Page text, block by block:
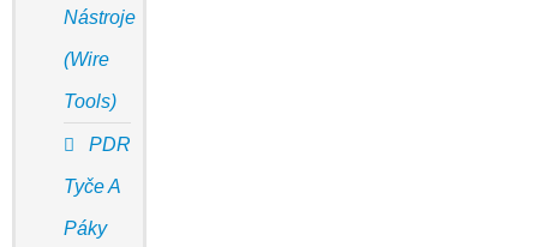
Nástroje
(Wire
Tools)
PDR
Tyče A
Páky